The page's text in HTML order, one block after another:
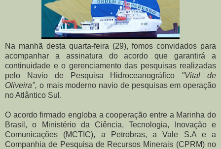
Na manhã desta quarta-feira (29), fomos convidados para
acompanhar a assinatura do acordo que garantirá a
continuidade e o gerenciamento das pesquisas realizadas
pelo Navio de Pesquisa Hidroceanográfico "Vital de
Oliveira", o mais moderno navio de pesquisas em operação
no Atlântico Sul.
O acordo firmado engloba a cooperação entre a Marinha do
Brasil, o Ministério da Ciência, Tecnologia, Inovação e
Comunicações (MCTIC), a Petrobras, a Vale S.A e a
Companhia de Pesquisa de Recursos Minerais (CPRM) no